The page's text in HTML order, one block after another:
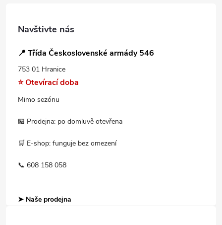
Navštivte nás
📍 Třída Československé armády 546
753 01 Hranice
⭐ Otevírací doba
Mimo sezónu
🏪 Prodejna: po domluvě otevřena
🛒 E-shop: funguje bez omezení
📞 608 158 058
➤ Naše prodejna